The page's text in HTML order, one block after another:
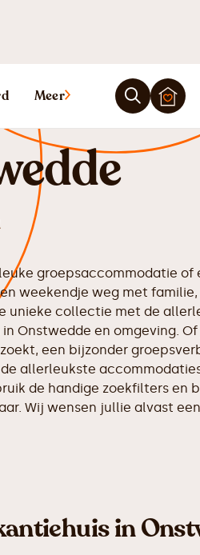
Meer
groepsaccommodatie of
weekendje weg met
unieke collectie met de
Onstwedde en omgeving.
een bijzonder
allerleukste
de handige zoekfilters en
Wij wensen jullie alvast
in